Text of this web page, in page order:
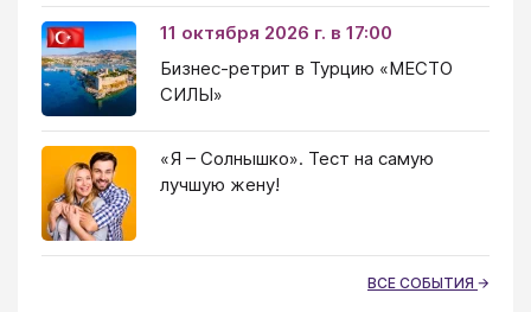
11 октября 2026 г. в 17:00
Бизнес-ретрит в Турцию «МЕСТО
СИЛЫ»
«Я – Солнышко». Тест на самую
лучшую жену!
ВСЕ СОБЫТИЯ